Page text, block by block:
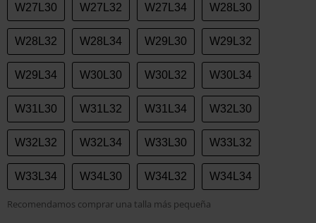
W27L30 W27L32 W27L34 W28L30
W28L32 W28L34 W29L30 W29L32
W29L34 W30L30 W30L32 W30L34
W31L30 W31L32 W31L34 W32L30
W32L32 W32L34 W33L30 W33L32
W33L34 W34L30 W34L32 W34L34
Recomendamos comprar una talla más pequeña